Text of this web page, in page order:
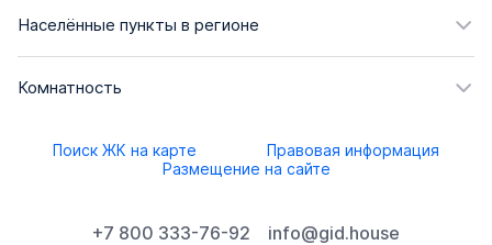
Населённые пункты в регионе
Комнатность
Поиск ЖК на карте
Правовая информация
Размещение на сайте
+7 800 333-76-92 info@gid.house